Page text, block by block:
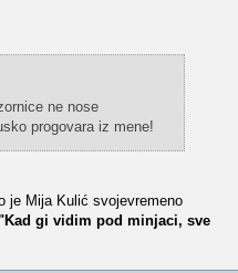
ne nose
progovara iz mene!
je Mija Kulić svojevremeno
gi vidim pod minjaci, sve